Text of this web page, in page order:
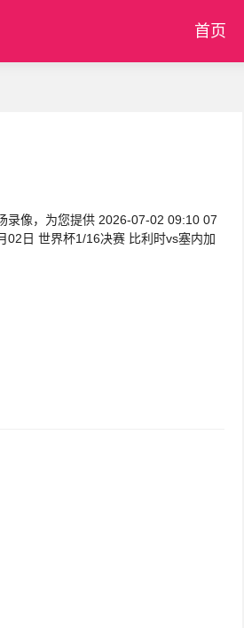
首页
录像，为您提供 2026-07-02 09:10 07
02日 世界杯1/16决赛 比利时vs塞内加